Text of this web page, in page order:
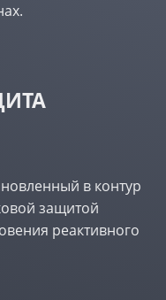
в контур
защитой
реактивного